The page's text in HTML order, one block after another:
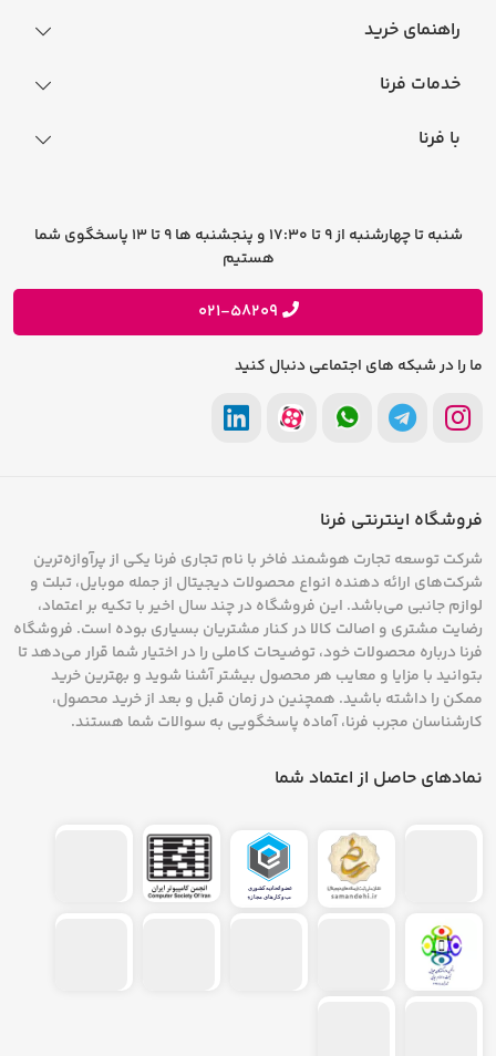
راهنمای خرید
راهنمای خرید اقساطی
خدمات فرنا
شرایط و قوانین
با فرنا
فرصت های شغلی
پیشنهادات و انتقادات
شنبه تا چهارشنبه از 9 تا 17:30 و پنجشنبه ها 9 تا 13 پاسخگوی شما
هستیم
021-58209
ما را در شبکه های اجتماعی دنبال کنید
فروشگاه اینترنتی فرنا
شرکت توسعه تجارت هوشمند فاخر با نام تجاری فرنا یکی از پرآوازه‌ترین
شرکت‌های ارائه دهنده انواع محصولات دیجیتال از جمله موبایل، تبلت و
لوازم جانبی می‌باشد. این فروشگاه در چند سال اخیر با تکیه بر اعتماد،
رضایت مشتری و اصالت کالا در کنار مشتریان بسیاری بوده است. فروشگاه
فرنا درباره محصولات خود، توضیحات کاملی را در اختیار شما قرار می‌دهد تا
بتوانید با مزایا و معایب هر محصول بیشتر آشنا شوید و بهترین خرید
ممکن را داشته باشید. همچنین در زمان قبل و بعد از خرید محصول،
کارشناسان مجرب فرنا، آماده پاسخگویی به سوالات شما هستند.
نمادهای حاصل از اعتماد شما